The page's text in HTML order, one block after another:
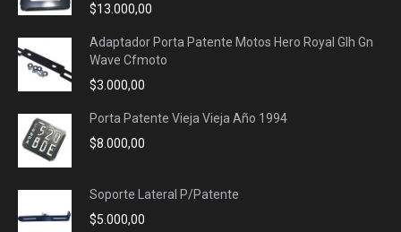
$13.000,00
Adaptador Porta Patente Motos Hero Royal Glh Gn
Wave Cfmoto
$3.000,00
Porta Patente Vieja Vieja Año 1994
$8.000,00
Soporte Lateral P/Patente
$5.000,00